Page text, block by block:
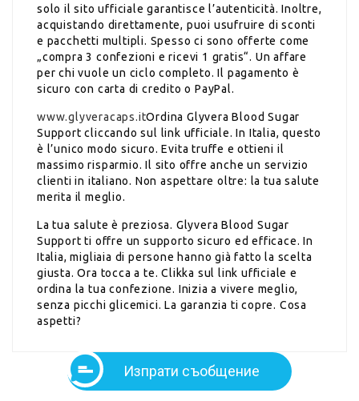
solo il sito ufficiale garantisce l’autenticità. Inoltre,
acquistando direttamente, puoi usufruire di sconti
e pacchetti multipli. Spesso ci sono offerte come
„compra 3 confezioni e ricevi 1 gratis“. Un affare
per chi vuole un ciclo completo. Il pagamento è
sicuro con carta di credito o PayPal.
www.glyveracaps.itOrdina Glyvera Blood Sugar
Support cliccando sul link ufficiale. In Italia, questo
è l’unico modo sicuro. Evita truffe e ottieni il
massimo risparmio. Il sito offre anche un servizio
clienti in italiano. Non aspettare oltre: la tua salute
merita il meglio.
La tua salute è preziosa. Glyvera Blood Sugar
Support ti offre un supporto sicuro ed efficace. In
Italia, migliaia di persone hanno già fatto la scelta
giusta. Ora tocca a te. Clikka sul link ufficiale e
ordina la tua confezione. Inizia a vivere meglio,
senza picchi glicemici. La garanzia ti copre. Cosa
aspetti?
Изпрати съобщение